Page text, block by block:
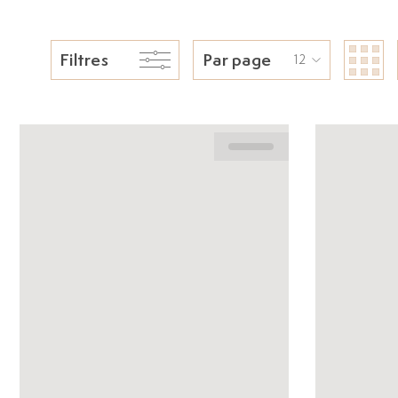
Filtres Par page 12